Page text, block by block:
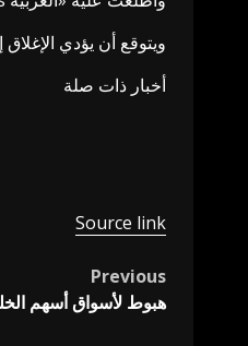
ويتوقع أن يؤدي الإغلاق إلى تعليق عمل نحو 750 ألف موظف
أخبار ذات صلة
Source link
Post
navigation
Previous
هبوط لأسواق أسهم